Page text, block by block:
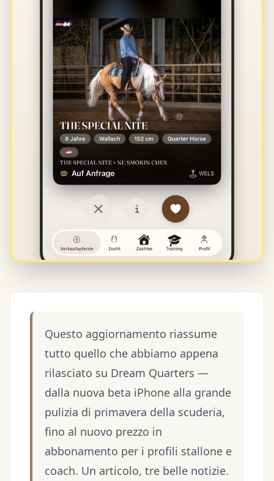
Questo aggiornamento riassume
tutto quello che abbiamo appena
rilasciato su Dream Quarters —
dalla nuova beta iPhone alla grande
pulizia di primavera della scuderia,
fino al nuovo prezzo in
abbonamento per i profili stallone e
coach. Un articolo, tre belle notizie.